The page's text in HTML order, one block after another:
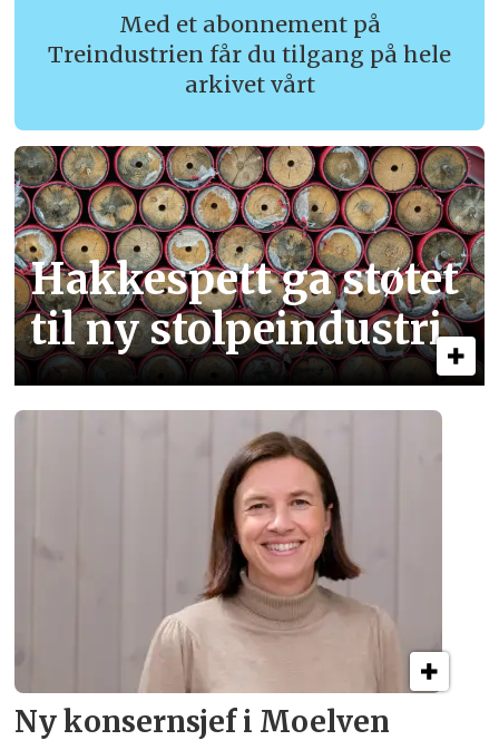
Med et abonnement på
Treindustrien får du tilgang på hele
arkivet vårt
Hakkespett ga støtet
til ny stolpe­industri
Ny konsern­sjef i Moelven